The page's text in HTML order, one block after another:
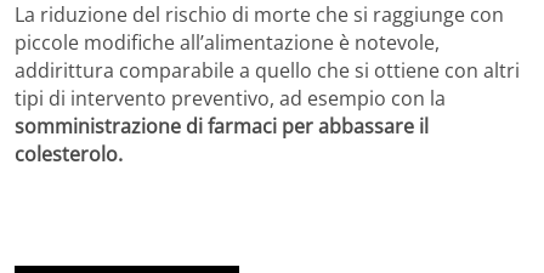
La riduzione del rischio di morte che si raggiunge con
piccole modifiche all’alimentazione è notevole,
addirittura comparabile a quello che si ottiene con altri
tipi di intervento preventivo, ad esempio con la
somministrazione di farmaci per abbassare il
colesterolo.